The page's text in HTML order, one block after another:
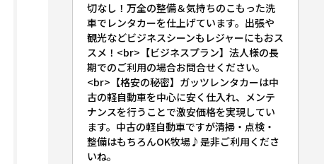
切なし！万全の整備＆気持ちのこもった洗
車でレンタカーを仕上げています。出張や
観光などビジネスシーンもレジャーにもおス
スメ！<br>【ビジネスプラン】法人様の長
期でのご利用の場合お問合せください。
<br>【格安の秘密】ガッツレンタカーは中
古の軽自動車を中心に安く仕入れ、メンテ
ナンスを行うことで激安価格を実現してい
ます。中古の軽自動車ですが清掃・点検・
整備はもちろんOK牧場♪是非ご利用くださ
いね。